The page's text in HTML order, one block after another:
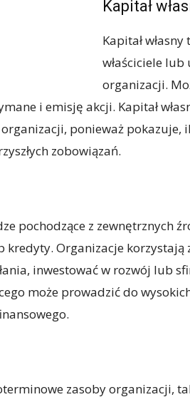
Kapitał
Kapitał
właściciele lub
organizacji.
i emisję akcji. Kapitał
ponieważ pokazuje,
zobowiązań.
pochodzące z zewnętrznych
Organizacje korzystają
inwestować w rozwój lub
może prowadzić do
zasoby organizacji,